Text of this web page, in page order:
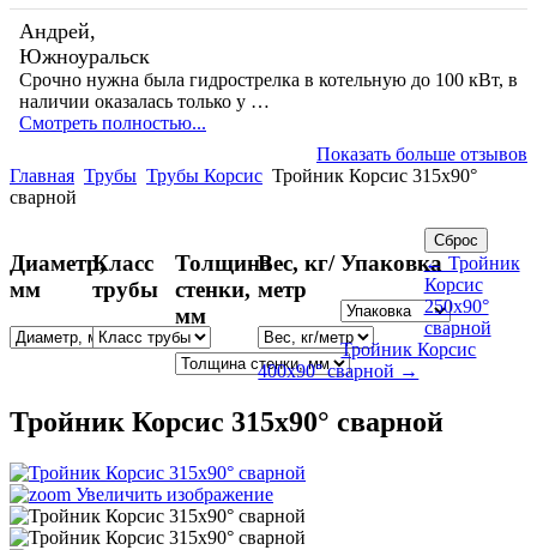
Андрей,
Южноуральск
Срочно нужна была гидрострелка в котельную до 100 кВт, в
наличии оказалась только у …
Смотреть полностью...
Показать больше отзывов
Главная Трубы Трубы Корсис Тройник Корсис 315x90°
сварной
Диаметр,
мм
Класс
трубы
Толщина
стенки,
мм
Вес, кг/
метр
Упаковка← Тройник
Корсис
250x90°
сварной
Тройник Корсис
400x90° сварной →
Тройник Корсис 315x90° сварной
Увеличить изображение